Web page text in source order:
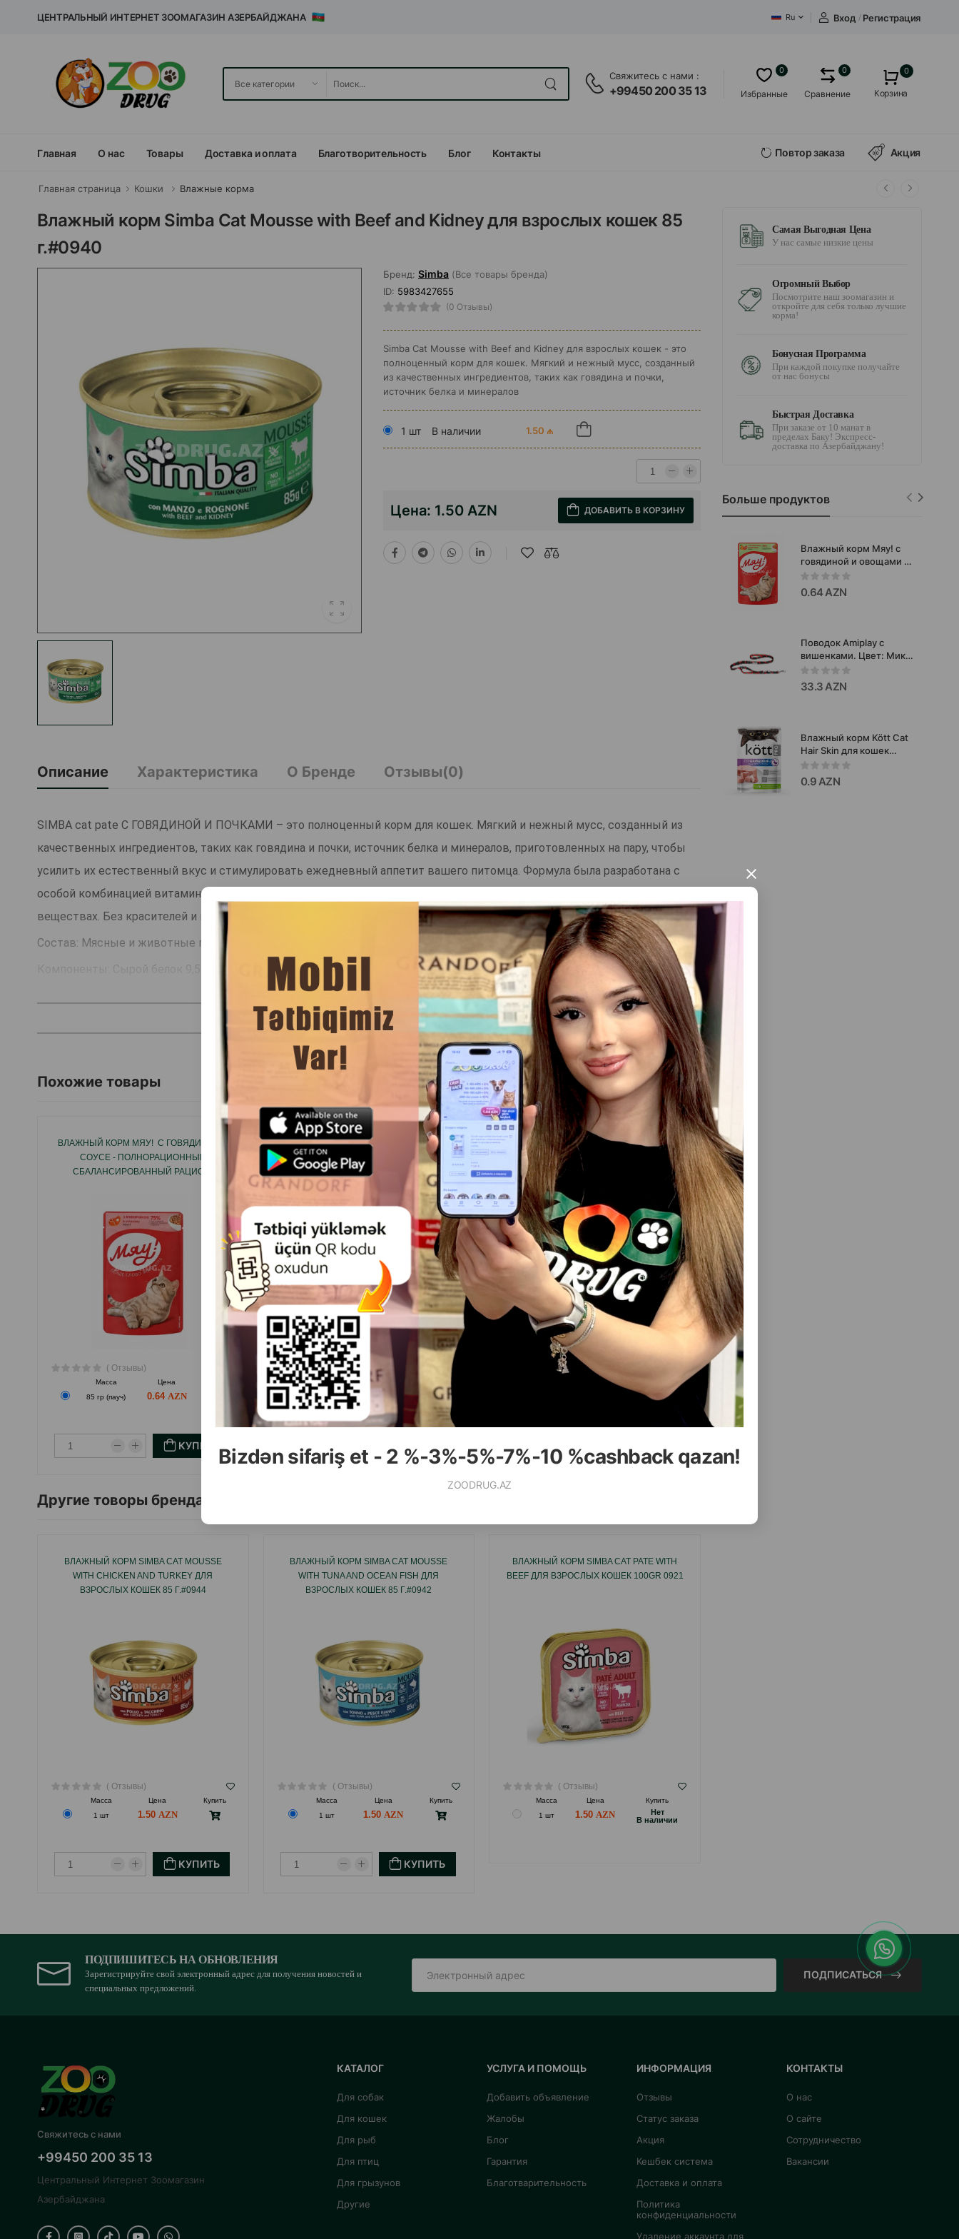
Bizdən sifariş et - 2 %-3%-5%-7%-10 %cashback qazan!
ZOODRUG.AZ
×
ЦЕНТРАЛЬНЫЙ ИНТЕРНЕТ ЗООМАГАЗИН АЗЕРБАЙДЖАНА Ru Вход / Регистрация
Свяжитесь с нами :
+99450 200 35 13 Избранные
0
Сравнение
0 0
Корзина
Главная О нас Товары Доставка и оплата Благотворительность Блог Контакты Повтор заказа Акция
Главная страница Кошки Влажные корма
Влажный корм Simba Cat Mousse with Beef and Kidney для взрослых кошек 85
г.#0940
Бренд: Simba (Все товары бренда)
ID: 5983427655
(0 Отзывы)
Simba Cat Mousse with Beef and Kidney для взрослых кошек - это
полноценный корм для кошек. Мягкий и нежный мусс, созданный
из качественных ингредиентов, таких как говядина и почки,
источник белка и минералов
1 шт В наличии 1.50 ₼
Цена: 1.50 AZN ДОБАВИТЬ В КОРЗИНУ
Описание Характеристика О Бренде Отзывы(0)
SIMBA cat pate С ГОВЯДИНОЙ И ПОЧКАМИ – это полноценный корм для кошек. Мягкий и нежный мусс, созданный из
качественных ингредиентов, таких как говядина и почки, источник белка и минералов, приготовленных на пару, чтобы
усилить их естественный вкус и стимулировать ежедневный аппетит вашего питомца. Формула была разработана с
особой комбинацией витаминов D3-E для удовлетворения ежедневных потребностей вашего питомца в питательных
веществах. Без красителей и консервантов.
Состав: Мясные и животные продукты (говядина 6,5%, почки 4,5%), минералы.
Компоненты: Сырой белок 9,5%, сырая клетчатка 0,5%, сырой жир 6,0%, сырая зола 2,4%. Влажность 78%.
ЧИТАТЬ ДАЛЬШЕ
Похожие товары Смотреть Все
ВЛАЖНЫЙ КОРМ МЯУ! С ГОВЯДИНОЙ В
СОУСЕ - ПОЛНОРАЦИОННЫЙ
СБАЛАНСИРОВАННЫЙ РАЦИОН,
( Отзывы)
Масса Цена
85 гр (пауч)
0.64
КУПИТЬ
ВЛАЖНЫЙ КОРМ CARNILOVE CAT
TURKEY & REINDEER ADULT
ПОЛНОРАЦИОННЫЙ БЕЗЗЕРНОВОЙ
ВЛАЖНЫЙ КОРМ С МЯСОМ ИНДЕЙКИ И
СЕВЕРНОГО ОЛЕНЯ ДЛЯ ВЗРОСЛЫХ
КОШЕК ВОЗРАСТОМ СТАРШЕ 12
МЕСЯЦЕВ 100 ГР.
( Отзывы)
Масса
100 гр (консерва)
6.20
ВЛАЖНЫЙ КОРМ APPLAWS CHICKEN
BREAST WITH DUCK IN BROTH ДЛЯ
ВЗРОСЛЫХ КОШЕК С КУРИЦЕЙ И УТКОЙ
В НАСЫЩЕННОМ БУЛЬОНЕ 70 ГР.#1025
( Отзывы)
Цена
ДЛЯ ВЗРОСЛЫХ КОШЕК С ЯГНЁНКОМ В
Другие товоры бренда
ВЛАЖНЫЙ КОРМ SIMBA CAT MOUSSE
WITH CHICKEN AND TURKEY ДЛЯ
ВЗРОСЛЫХ КОШЕК 85 Г.#0944
( Отзывы)
Масса Цена
Купить
1 шт
1.50
КУПИТЬ
ВЛАЖНЫЙ КОРМ SIMBA CAT MOUSSE
WITH TUNA AND OCEAN FISH ДЛЯ
ВЗРОСЛЫХ КОШЕК 85 Г.#0942
( Отзывы)
Масса Цена
Купить
1 шт
1.50
КУПИТЬ
ВЛАЖНЫЙ КОРМ SIMBA CAT PATE WITH
BEEF ДЛЯ ВЗРОСЛЫХ КОШЕК 100GR 0921
( Отзывы)
Масса Цена
Купить
1 шт
1.50
Hет
B наличии
Самая Выгодная Цена
У нас самые низкие цены
Огромный Выбор
Посмотрите наш зоомагазин и
откройте для себя только лучшие
корма!
Бонусная Программа
При каждой покупке получайте
от нас бонусы
Быстрая Доставка
При заказе от 10 манат в
пределах Баку! Экспресс-
доставка по Азербайджану!
Больше продуктов
Влажный корм Мяу! с
говядиной и овощами в
желе -
полнорационный
сбалансированный
кормления кошек
85г.#2596
0.64 AZN
Поводок Amiplay с
вишенками. Цвет: Микс.
Размер: S. Длина: 100-
200х1.5 см.
33.3 AZN
Влажный корм Kött Cat
Hair Skin для кошек
паштет с уткой для
красивой шерсти 75 гр.
0.9 AZN
ПОДПИШИТЕСЬ НА ОБНОВЛЕНИЯ
Зарегистрируйте свой электронный адрес для получения новостей и
специальных предложений.
ПОДПИСАТЬСЯ
Свяжитесь с нами
+99450 200 35 13
Центральный Интернет Зоомагазин
Азербайджана
КАТАЛОГ
Для собак
Для кошек
Для рыб
Для птиц
Для грызунов
Другие
УСЛУГА И ПОМОЩЬ
Добавить объявление
Жалобы
Блог
Гарантия
Благотварительность
ИНФОРМАЦИЯ
Отзывы
Статус заказа
Акция
Кешбек система
Доставка и оплата
Политика
конфиденциальности
Удаление аккаунта для
КОНТАКТЫ
О нас
О сайте
Сотрудничество
Вакансии